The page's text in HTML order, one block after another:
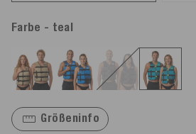
Farbe - teal
Größeninfo